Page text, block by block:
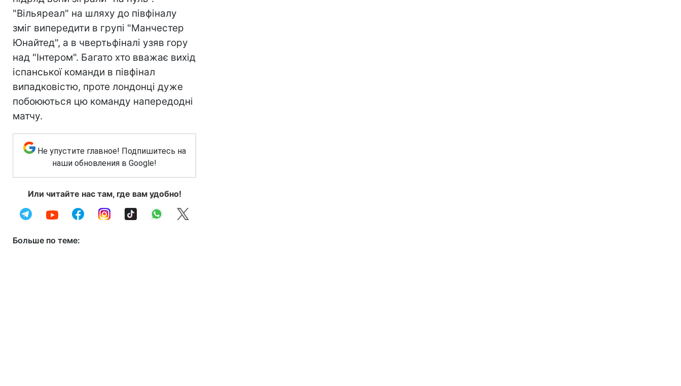
"Вільяреал" на шляху до півфіналу
зміг випередити в групі "Манчестер
Юнайтед", а в чвертьфіналі узяв гору
над "Інтером". Багато хто вважає вихід
іспанської команди в півфінал
випадковістю, проте лондонці дуже
побоюються цю команду напередодні
матчу.
Не упустите главное! Подпишитесь на
наши обновления в Google!
Или читайте нас там, где вам удобно!
Больше по теме: